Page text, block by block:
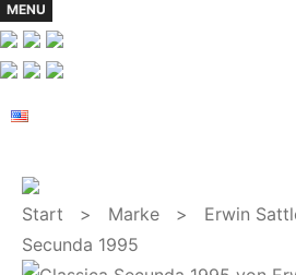
MENU
Start > Marke > Erwin
Secunda 1995